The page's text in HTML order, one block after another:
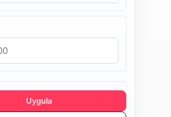
Uygula